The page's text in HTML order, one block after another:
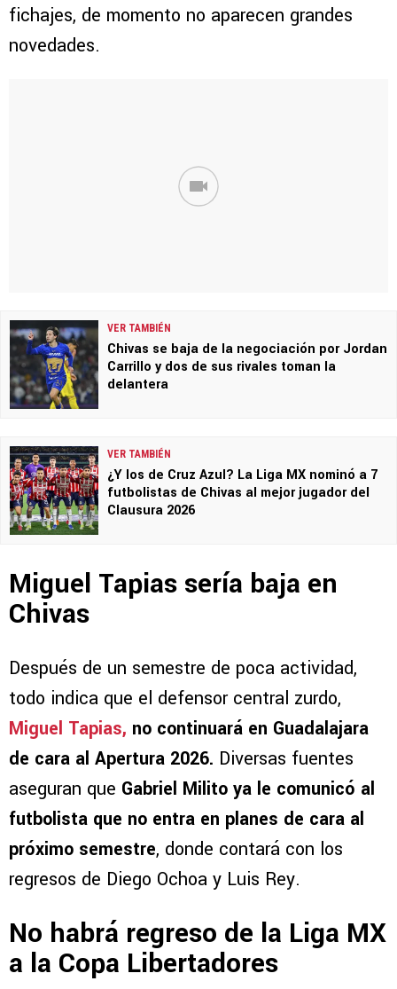
fichajes, de momento no aparecen grandes
novedades.
VER TAMBIÉN
Chivas se baja de la negociación por Jordan
Carrillo y dos de sus rivales toman la
delantera
VER TAMBIÉN
¿Y los de Cruz Azul? La Liga MX nominó a 7
futbolistas de Chivas al mejor jugador del
Clausura 2026
Miguel Tapias sería baja en
Chivas
Después de un semestre de poca actividad,
todo indica que el defensor central zurdo,
Miguel Tapias, no continuará en Guadalajara
de cara al Apertura 2026. Diversas fuentes
aseguran que Gabriel Milito ya le comunicó al
futbolista que no entra en planes de cara al
próximo semestre, donde contará con los
regresos de Diego Ochoa y Luis Rey.
No habrá regreso de la Liga MX
a la Copa Libertadores